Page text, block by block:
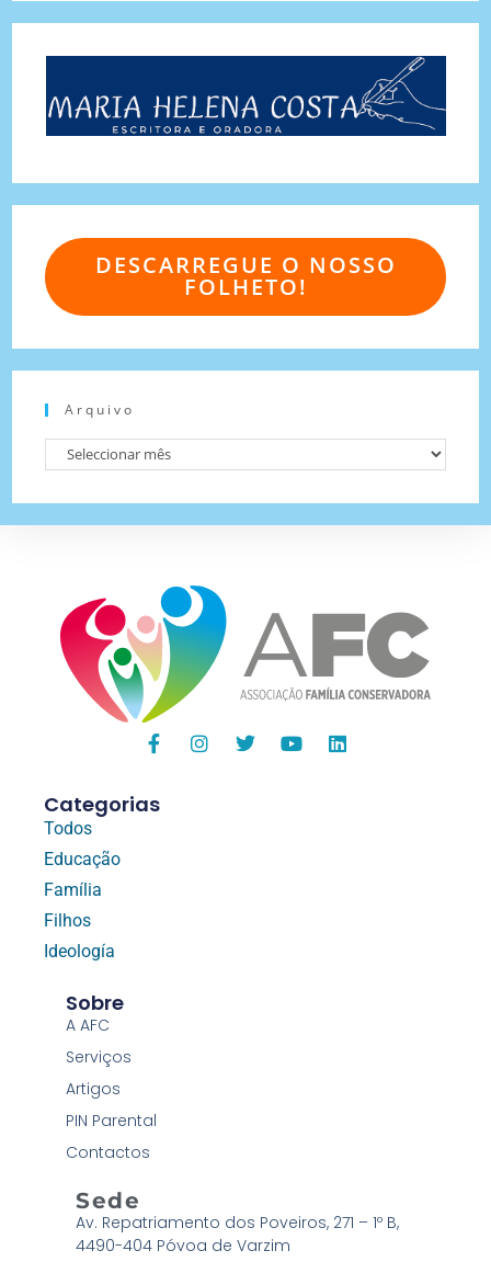
DESCARREGUE O NOSSO
FOLHETO!
Arquivo
Categorias
Todos
Educação
Família
Filhos
Ideología
Sobre
A AFC
Serviços
Artigos
PIN Parental
Contactos
Sede
Av. Repatriamento dos Poveiros, 271 – 1º B,
4490-404 Póvoa de Varzim